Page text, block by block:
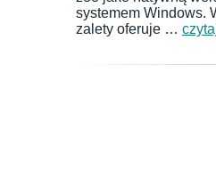
systemem Windows.
zalety oferuje …